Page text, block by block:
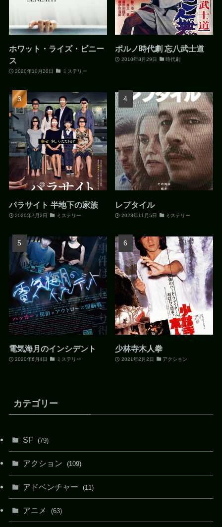
ホワット・ライズ・ビニー
ス
2020年10月20日 ミステリー
ポルノ時代劇 忘八武士道
2010年8月29日 時代劇
パラサイト 半地下の家族
2020年7月2日 ミステリー
レプタイル
2023年11月5日 ミステリー
電気海月のインシデント
2020年6月4日 ミステリー
少林寺木人拳
2021年2月2日 アクション
カテゴリー
SF (79)
アクション (109)
アドベンチャー (11)
アニメ (63)